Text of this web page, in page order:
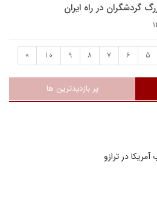
گردشگران در راه ایران
5
6
7
8
9
10
»
پر بازدیدترین ها
در ترازو